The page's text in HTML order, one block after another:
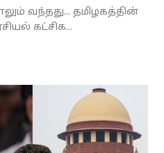
வந்தது... தமிழகத்தின்
கட்சிக...